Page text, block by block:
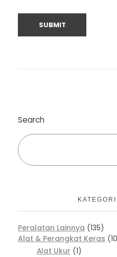
Search
Peralatan Lainnya 135
Alat & Perangkat Keras 10
Alat Ukur
1